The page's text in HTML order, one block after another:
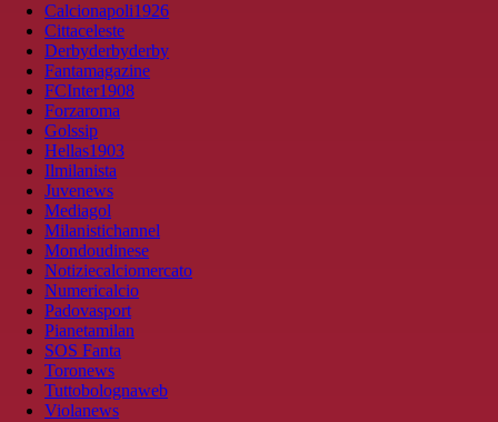
Calcionapoli1926
Cittaceleste
Derbyderbyderby
Fantamagazine
FCInter1908
Forzaroma
Golssip
Hellas1903
Ilmilanista
Juvenews
Mediagol
Milanistichannel
Mondoudinese
Notiziecalciomercato
Numericalcio
Padovasport
Pianetamilan
SOS Fanta
Toronews
Tuttobolognaweb
Violanews